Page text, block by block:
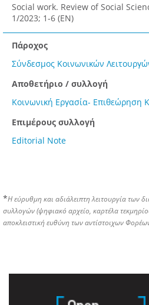
Social work. Review of Social
1/2023; 1-6 (EN)
Πάροχος
Σύνδεσμος Κοινωνικών
Αποθετήριο / συλλογή
Κοινωνική Εργασία- Επιθεώρηση
Επιμέρους συλλογή
Editorial Note
*Η εύρυθμη και αδιάλειπτη λειτουργία των
συλλογών (ψηφιακό αρχείο, καρτέλα
αποκλειστική ευθύνη των αντίστοιχων